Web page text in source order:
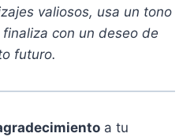
valiosos, usa un tono
con un deseo de
futuro.
a tu